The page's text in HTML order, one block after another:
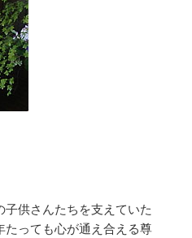
供さんたちを支えていた
たっても心が通え合える尊